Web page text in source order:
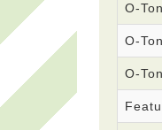
O-Ton
O-Ton
O-Ton